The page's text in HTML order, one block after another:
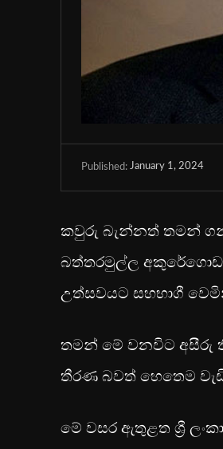
Published: January 1, 2024
කවුරු බැන්නත් තමන්
බත්තරමුල්ල අකුරේගොඩ
උත්සවයට සහභාගී
තමන් මේ වනවිට අසීරු
තීරණ බවත් හෙතෙම
මේ වසර ඇතුළත ශ්‍රී